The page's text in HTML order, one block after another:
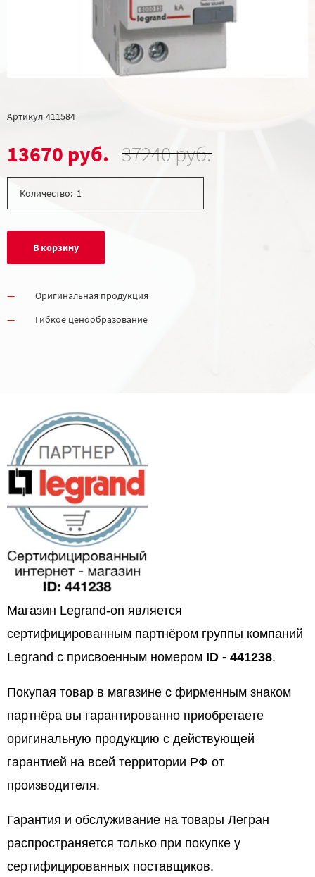
Артикул 411584
13670 руб. 37240 руб.
Количество:
В корзину
Оригинальная продукция
Гибкое ценообразование
Магазин Legrand-on является
сертифицированным партнёром группы компаний
Legrand с присвоенным номером ID - 441238.
Покупая товар в магазине с фирменным знаком
партнёра вы гарантированно приобретаете
оригинальную продукцию с действующей
гарантией на всей территории РФ от
производителя.
Гарантия и обслуживание на товары Легран
распространяется только при покупке у
сертифицированных поставщиков.